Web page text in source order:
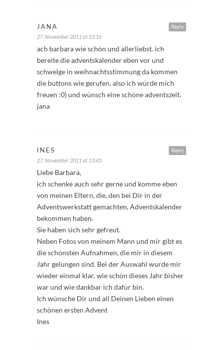
Reply
JANA
27. November 2011 at 13:16
ach barbara wie schön und allerliebst. ich
bereite die adventskalender eben vor und
schwelge in weihnachtsstimmung da kommen
die buttons wie gerufen. also ich würde mich
freuen :0) und wünsch eine schöne adventszeit.
jana
Reply
INES
27. November 2011 at 13:45
Liebe Barbara,
ich schenke auch sehr gerne und komme eben
von meinen Eltern, die, den bei Dir in der
Adventswerkstatt gemachten, Adventskalender
bekommen haben.
Sie haben sich sehr gefreut.
Neben Fotos von meinem Mann und mir gibt es
die schönsten Aufnahmen, die mir in diesem
Jahr gelungen sind. Bei der Auswahl wurde mir
wieder einmal klar, wie schön dieses Jahr bisher
war und wie dankbar ich dafür bin.
Ich wünsche Dir und all Deinen Lieben einen
schönen ersten Advent
Ines